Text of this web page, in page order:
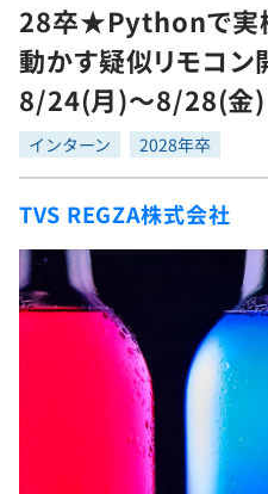
転職成功ガイド
転職エージェント
インタビュー
転職成功ガイド
求人検索
本選考
インターン
新卒エージェント
イベント・セミナー
インタビュー
就活成功ガイド
学習
問題集
4択課題
ナレッジ
リファレンス
個人向けプラン
プログラミング言語
評価結果一覧
再チャレンジ結果一覧
ゲーム・マンガ
Tech Team Journal
paiza times
paizaとは？
28卒★Pythonで実
動かす疑似リモコン
8/24(月)～8/28(金)
インターン 2028年卒
TVS REGZA株式会社​